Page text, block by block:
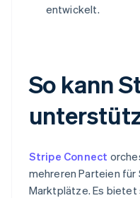
entwickelt.
So kann
Stripe Connect
mehreren Parteien
Marktplätze. Es